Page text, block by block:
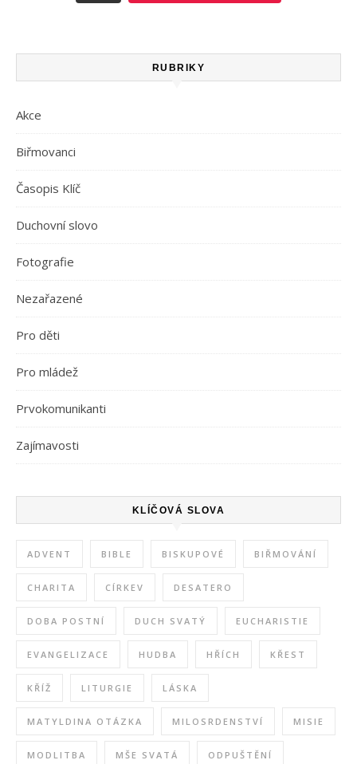
RUBRIKY
Akce
Biřmovanci
Časopis Klíč
Duchovní slovo
Fotografie
Nezařazené
Pro děti
Pro mládež
Prvokomunikanti
Zajímavosti
KLÍČOVÁ SLOVA
ADVENT BIBLE BISKUPOVÉ BIŘMOVÁNÍ
CHARITA CÍRKEV DESATERO
DOBA POSTNÍ DUCH SVATÝ EUCHARISTIE
EVANGELIZACE HUDBA HŘÍCH KŘEST
KŘÍŽ LITURGIE LÁSKA
MATYLDINA OTÁZKA MILOSRDENSTVÍ MISIE
MODLITBA MŠE SVATÁ ODPUŠTĚNÍ